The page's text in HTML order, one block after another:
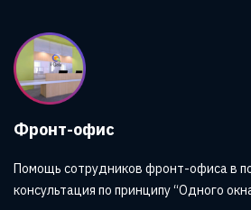
Фронт-офис
Помощь сотрудников фронт-офиса в
консультация по принципу “Одного